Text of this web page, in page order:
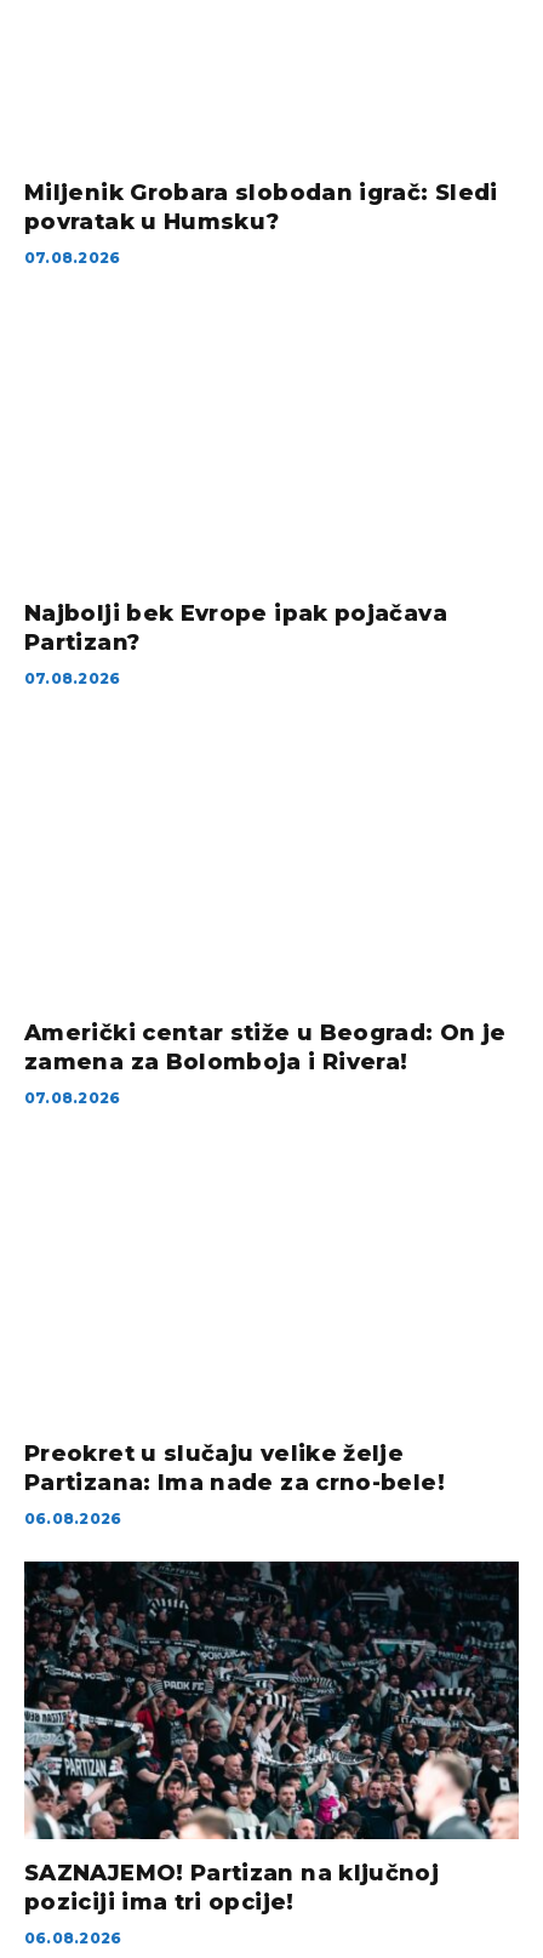
Miljenik Grobara slobodan igrač: Sledi
povratak u Humsku?
07.08.2026
Najbolji bek Evrope ipak pojačava
Partizan?
07.08.2026
Američki centar stiže u Beograd: On je
zamena za Bolomboja i Rivera!
07.08.2026
Preokret u slučaju velike želje
Partizana: Ima nade za crno-bele!
06.08.2026
SAZNAJEMO! Partizan na ključnoj
poziciji ima tri opcije!
06.08.2026